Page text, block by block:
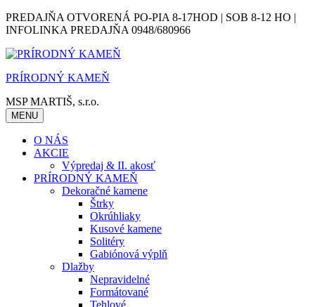
Skip
to
PREDAJŇA OTVORENÁ PO-PIA 8-17HOD | SOB 8-12 HO |
INFOLINKA PREDAJŇA 0948/680966
PRÍRODNÝ KAMEŇ
MSP MARTIŠ, s.r.o.
MENU
O NÁS
AKCIE
Výpredaj & II. akosť
PRÍRODNÝ KAMEŇ
Dekoračné kamene
Štrky
Okrúhliaky
Kusové kamene
Solitéry
Gabiónová výplň
Dlažby
Nepravidelné
Formátované
Tehlové